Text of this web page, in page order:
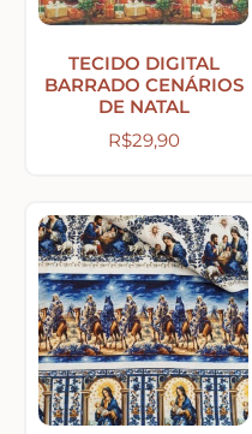
Abelhas – Mel
Abóboras
Caixas de MDF
Casinhas – Cercas –
Janelas
TECIDO DIGITAL
BARRADO CENÁRIOS
DE NATAL
R$29,90